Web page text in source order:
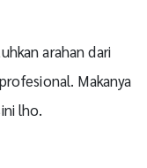
arahan dari
Makanya
lho.